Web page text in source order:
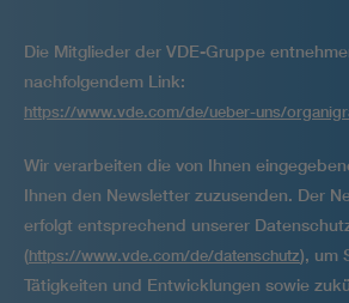
Die Mitglieder der VDE-Gruppe
nachfolgendem Link:
https://www.vde.com/de/ueber-uns/
Wir verarbeiten die von Ihnen
Ihnen den Newsletter zuzusenden. Der
erfolgt entsprechend unserer
(https://www.vde.com/de/datenschutz), um
Tätigkeiten und Entwicklungen sowie